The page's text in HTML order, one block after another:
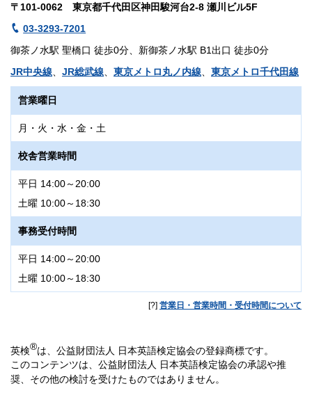
〒101-0062 東京都千代田区神田駿河台2-8 瀬川ビル5F
03-3293-7201
御茶ノ水駅 聖橋口 徒歩0分、新御茶ノ水駅 B1出口 徒歩0分
JR中央線
JR総武線 東京メトロ丸ノ内線 東京メトロ千代田線
営業曜日
月・火・水・金・土
校舎営業時間
平日 14:00～20:00
土曜 10:00～18:30
事務受付時間
平日 14:00～20:00
土曜 10:00～18:30
[?] 営業日・営業時間・受付時間について
英検®は、公益財団法人 日本英語検定協会の登録商標です。
このコンテンツは、公益財団法人 日本英語検定協会の承認や推
奨、その他の検討を受けたものではありません。